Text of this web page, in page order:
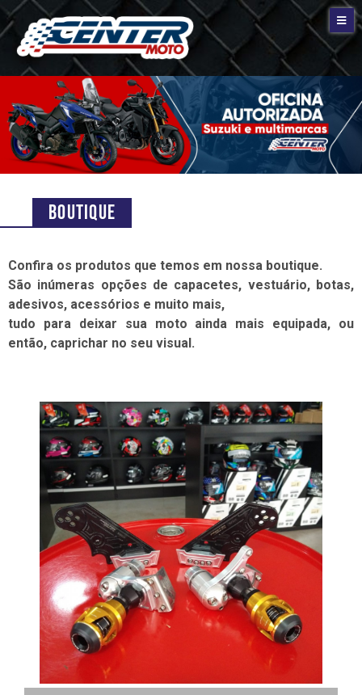
Boutique
Confira os produtos que temos em nossa boutique.
São inúmeras opções de capacetes, vestuário, botas,
adesivos, acessórios e muito mais,
tudo para deixar sua moto ainda mais equipada, ou
então, caprichar no seu visual.